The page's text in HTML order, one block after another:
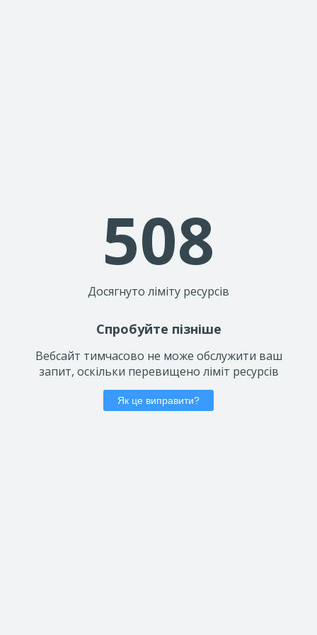
508
Досягнуто ліміту ресурсів
Спробуйте пізніше
Вебсайт тимчасово не може обслужити ваш
запит, оскільки перевищено ліміт ресурсів
Як це виправити?